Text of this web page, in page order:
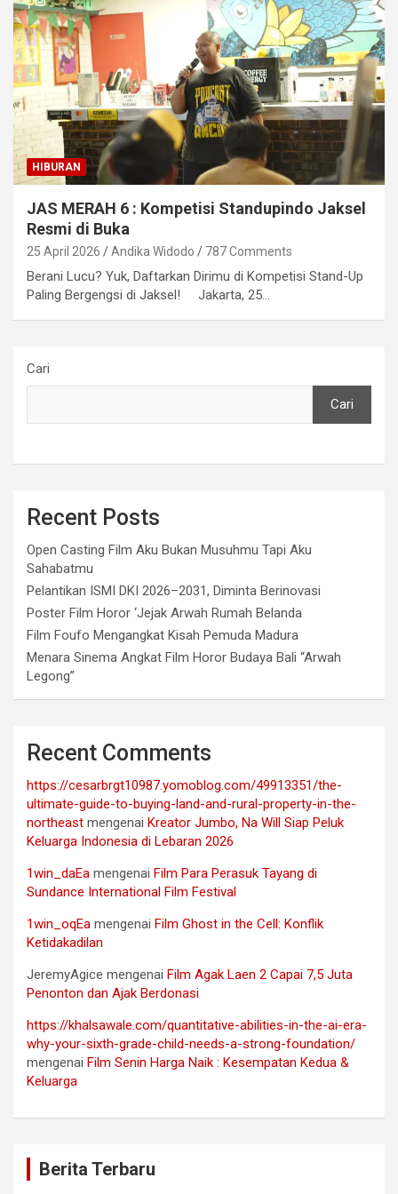
HIBURAN
JAS MERAH 6 : Kompetisi Standupindo Jaksel
Resmi di Buka
25 April 2026 Andika Widodo 787 Comments
Berani Lucu? Yuk, Daftarkan Dirimu di Kompetisi Stand-Up
Paling Bergengsi di Jaksel! Jakarta, 25…
Cari
Cari
Recent Posts
Open Casting Film Aku Bukan Musuhmu Tapi Aku
Sahabatmu
Pelantikan ISMI DKI 2026–2031, Diminta Berinovasi
Poster Film Horor ‘Jejak Arwah Rumah Belanda
Film Foufo Mengangkat Kisah Pemuda Madura
Menara Sinema Angkat Film Horor Budaya Bali “Arwah
Legong”
Recent Comments
https://cesarbrgt10987.yomoblog.com/49913351/the-
ultimate-guide-to-buying-land-and-rural-property-in-the-
northeast mengenai Kreator Jumbo, Na Will Siap Peluk
Keluarga Indonesia di Lebaran 2026
1win_daEa mengenai Film Para Perasuk Tayang di
Sundance International Film Festival
1win_oqEa mengenai Film Ghost in the Cell: Konflik
Ketidakadilan
JeremyAgice mengenai Film Agak Laen 2 Capai 7,5 Juta
Penonton dan Ajak Berdonasi
https://khalsawale.com/quantitative-abilities-in-the-ai-era-
why-your-sixth-grade-child-needs-a-strong-foundation/
mengenai Film Senin Harga Naik : Kesempatan Kedua &
Keluarga
Berita Terbaru